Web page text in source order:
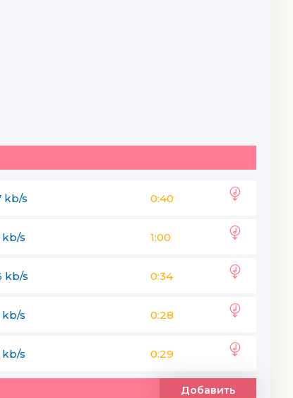
kb/s 0:40
kb/s 1:00
kb/s 0:34
kb/s 0:28
kb/s 0:29
Добавить